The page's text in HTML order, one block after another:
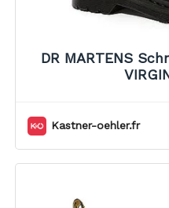
DR MARTENS
Kastner-oehler.fr